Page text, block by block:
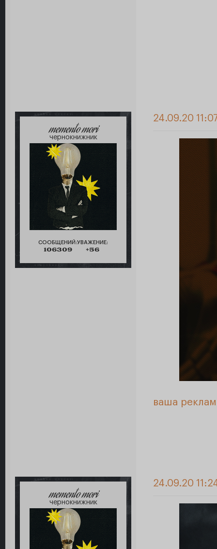
memento mori
чернокнижник
СООБЩЕНИЙ:
106309
УВАЖЕНИЕ:
+56
24.09.20
ваша
memento mori
чернокнижник
24.09.20